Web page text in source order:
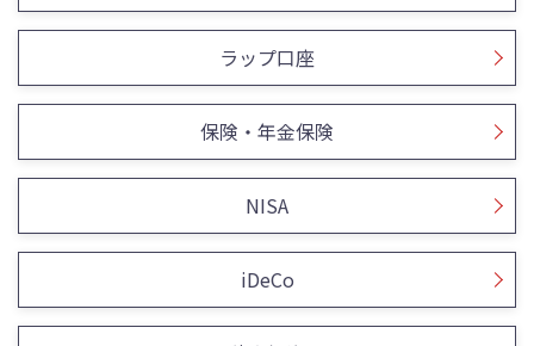
ラップ口座
保険・年金保険
NISA
iDeCo